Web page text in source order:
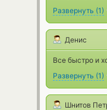
Развернуть (1)
Денис
Все быстро и
Развернуть (1)
Шнитов